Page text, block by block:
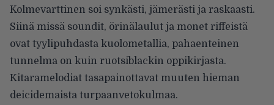
Kolmevarttinen soi synkästi, jämerästi ja raskaasti.
Siinä missä soundit, örinälaulut ja monet riffeistä
ovat tyylipuhdasta kuolometallia, pahaenteinen
tunnelma on kuin ruotsiblackin oppikirjasta.
Kitaramelodiat tasapainottavat muuten hieman
deicidemaista turpaanvetokulmaa.